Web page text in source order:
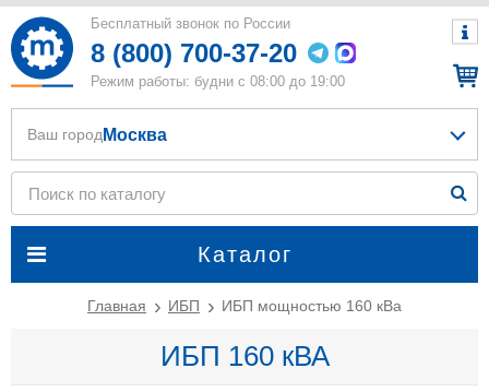
Бесплатный звонок по России
8 (800) 700-37-20
Режим работы: будни с 08:00 до 19:00
Каталог
Ваш город Москва
Главная ИБП ИБП мощностью 160 кВа
ИБП 160 кВА